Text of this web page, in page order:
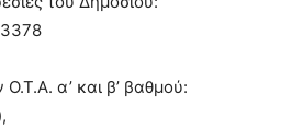
α’ και β’ βαθμού: